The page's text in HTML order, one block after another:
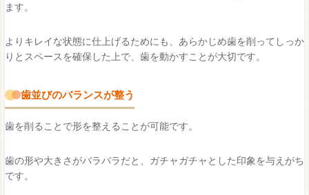
ます。
よりキレイな状態に仕上げるためにも、あらかじめ歯を削ってしっか
りとスペースを確保した上で、歯を動かすことが大切です。
歯並びのバランスが整う
歯を削ることで形を整えることが可能です。
歯の形や大きさがバラバラだと、ガチャガチャとした印象を与えがち
です。